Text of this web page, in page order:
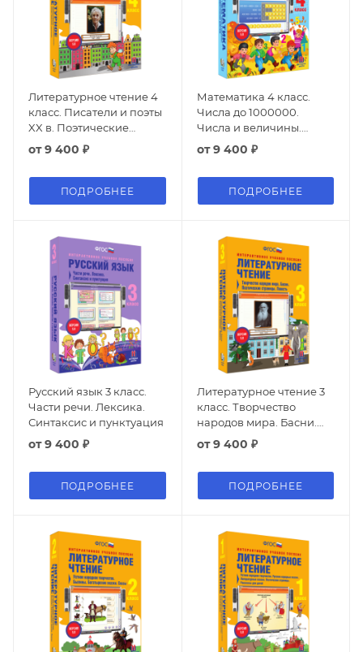
Литературное чтение 4
класс. Писатели и поэты
XX в. Поэтические
страницы. Зарубежные
энциклопедии
от9 400 ₽
ПОДРОБНЕЕ
Математика 4 класс.
Числа до 1000000.
Числа и величины.
Арифметические
от9 400 ₽
ПОДРОБНЕЕ
Русский язык 3 класс.
Части речи. Лексика.
Синтаксис и пунктуация
от9 400 ₽
ПОДРОБНЕЕ
Литературное чтение 3
класс. Творчество
народов мира. Басни.
Поэтические страницы.
Повесть
от9 400 ₽
ПОДРОБНЕЕ